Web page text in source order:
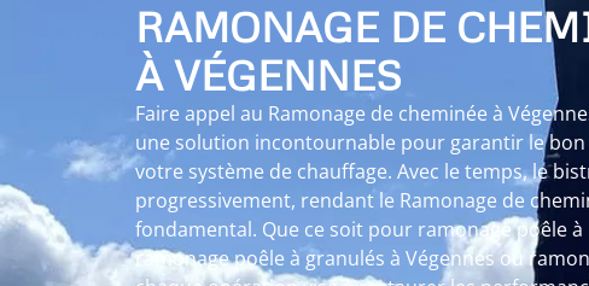
RAMONAGE DE
À VÉGENNES
Faire appel au Ramonage de cheminée à
une solution incontournable pour garantir le
votre système de chauffage. Avec le temps, le
progressivement, rendant le Ramonage de
fondamental. Que ce soit pour ramonage poêle à
ramonage poêle à granulés à Végennes ou